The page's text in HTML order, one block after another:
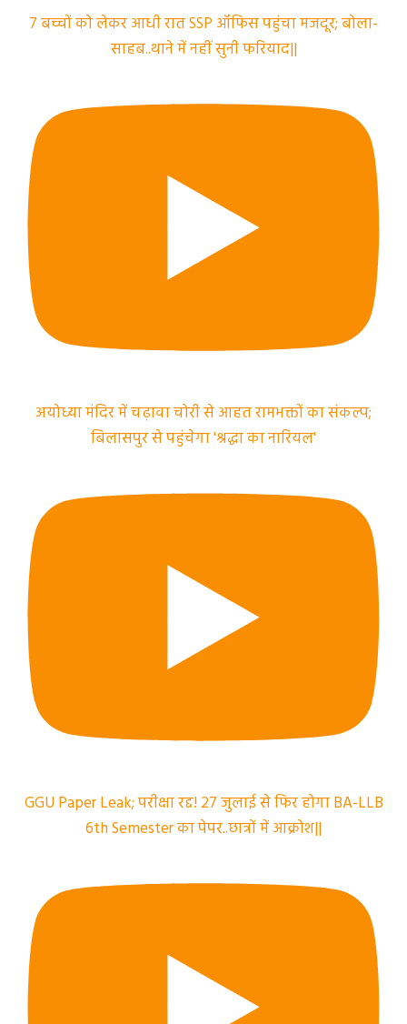
7 बच्चों को लेकर आधी रात SSP ऑफिस पहुंचा मजदूर; बोला-
साहब..थाने में नहीं सुनी फरियाद||
अयोध्या मंदिर में चढ़ावा चोरी से आहत रामभक्तों का संकल्प;
बिलासपुर से पहुंचेगा 'श्रद्धा का नारियल'
GGU Paper Leak; परीक्षा रद्द! 27 जुलाई से फिर होगा BA-LLB
6th Semester का पेपर..छात्रों में आक्रोश||